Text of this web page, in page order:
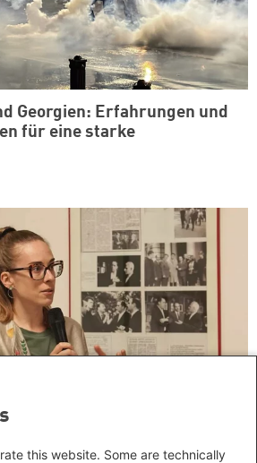
Georgien: Erfahrungen und
für eine starke
this website. Some are technically